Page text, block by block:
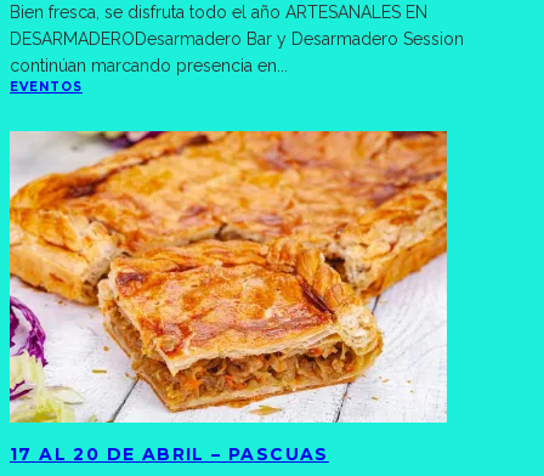
Bien fresca, se disfruta todo el año ARTESANALES EN
DESARMADERODesarmadero Bar y Desarmadero Session
continúan marcando presencia en
EVENTOS
17 AL 20 DE ABRIL – PASCUAS